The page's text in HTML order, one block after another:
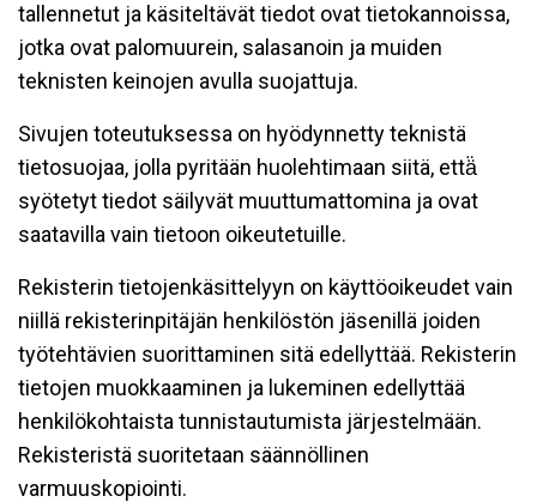
tallennetut ja käsiteltävät tiedot ovat tietokannoissa,
jotka ovat palomuurein, salasanoin ja muiden
teknisten keinojen avulla suojattuja.
Sivujen toteutuksessa on hyödynnetty teknistä
tietosuojaa, jolla pyritään huolehtimaan siitä, että̈
syötetyt tiedot säilyvät muuttumattomina ja ovat
saatavilla vain tietoon oikeutetuille.
Rekisterin tietojenkäsittelyyn on käyttöoikeudet vain
niillä rekisterinpitäjän henkilöstön jäsenillä joiden
työtehtävien suorittaminen sitä edellyttää. Rekisterin
tietojen muokkaaminen ja lukeminen edellyttää
henkilökohtaista tunnistautumista järjestelmään.
Rekisteristä suoritetaan säännöllinen
varmuuskopiointi.